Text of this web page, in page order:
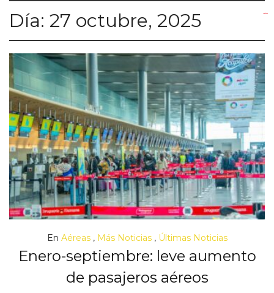
Día: 27 octubre, 2025
En Aéreas, Más Noticias, Últimas Noticias
Enero-septiembre: leve aumento
de pasajeros aéreos